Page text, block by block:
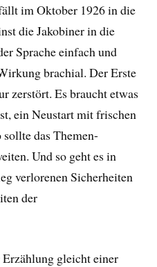
im Oktober 1926 in die
die Jakobiner in die
Sprache einfach und
brachial. Der Erste
zerstört. Es braucht etwas
ein Neustart mit frischen
das Themen-
Und so geht es in
verlorenen Sicherheiten
der
gleicht einer